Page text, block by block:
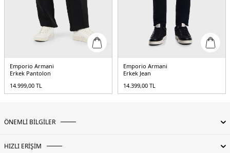
Emporio Armani
Erkek Pantolon
14.999,00 TL
Emporio Armani
Erkek Jean
14.399,00 TL
ÖNEMLİ BİLGİLER
HIZLI ERİŞİM